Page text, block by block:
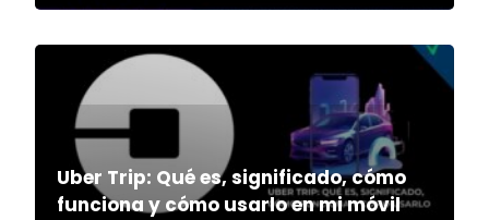
Uber Trip: Qué es, significado, cómo
funciona y cómo usarlo en mi móvil